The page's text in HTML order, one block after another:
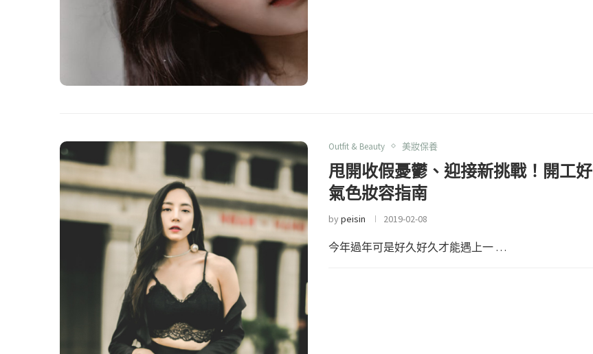
Outfit & Beauty 美妝保養
甩開收假憂鬱、迎接新挑戰！開工好
氣色妝容指南
bypeisin 2019-02-08
今年過年可是好久好久才能遇上一 …